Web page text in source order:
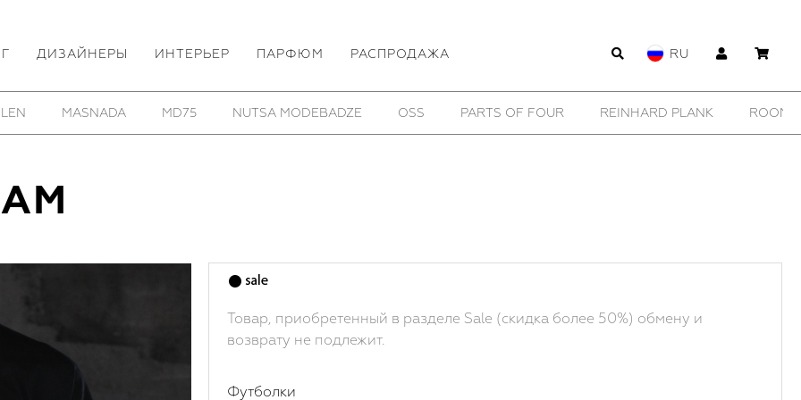
ДИЗАЙНЕРЫ ИНТЕРЬЕР ПАРФЮМ РАСПРОДАЖА RU
SHE IS MONO SHOESOFRENIA THOM/KROM TOBIAS BIRK NIELSEN UTOPIA LAB WILDHORN
Товар, приобретенный в разделе Sale (скидка более 50%) обмену и
возврату не подлежит.
Футболки